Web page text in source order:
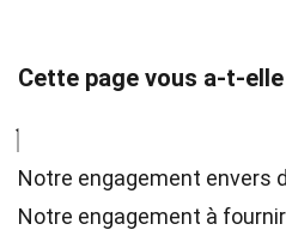
Cette page vous a-t-
Notre engagement envers
Notre engagement à